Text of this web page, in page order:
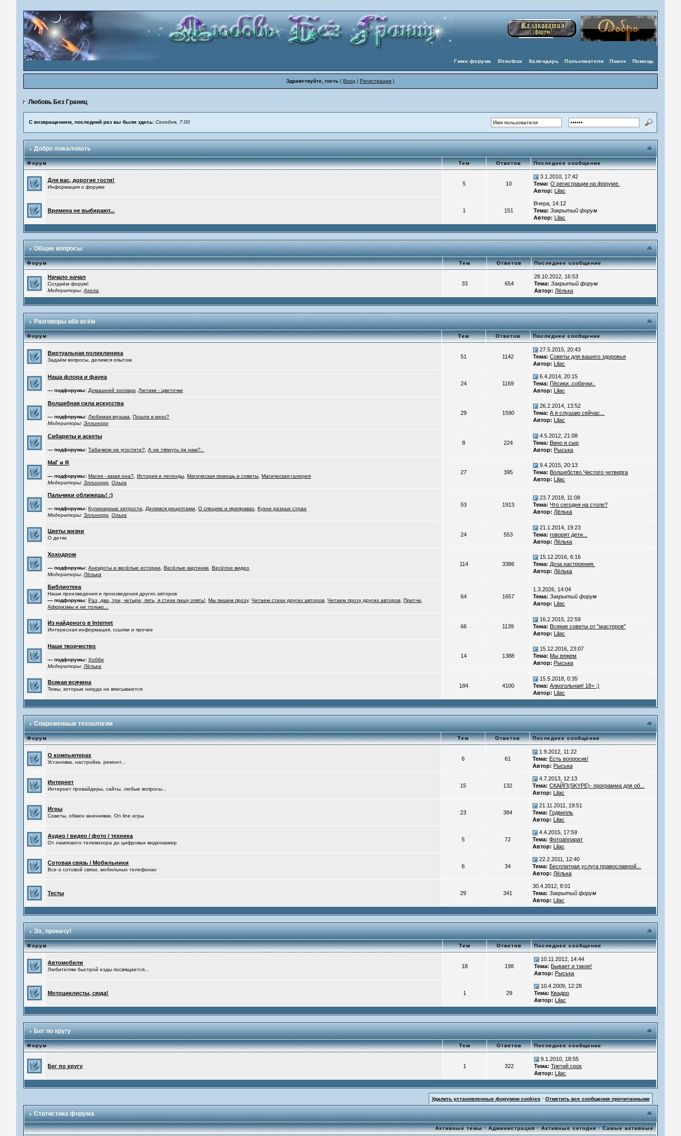
Помощь
Поиск
Пользователи
Календарь
Shoutbox
Гимн форума
Здравствуйте, гость (Вход |Регистрация )
Любовь Без Границ
С возвращением, последний раз вы были здесь:Сегодня, 7:00
Добро пожаловать
Форум Тем Ответов Последнее сообщение
Для вас, дорогие гости!
Информация о форуме
5 10
3.1.2010, 17:42
Тема: О регистрации на форуме.
Автор: Lilac
Времена не выбирают... 1 151
Вчера, 14:12
Тема: Закрытый форум
Автор: Lilac
Общие вопросы
Форум Тем Ответов Последнее сообщение
Начало начал
Создаём форум!
Модераторы:Акела
33 654
28.10.2012, 16:53
Тема: Закрытый форум
Автор: Лёлька
Разговоры обо всём
Форум Тем Ответов Последнее сообщение
Виртуальная поликлиника
Задаём вопросы, делимся опытом.
51 1142
27.5.2015, 20:43
Тема: Советы для вашего здоровья
Автор: Lilac
Наша флора и фауна
— подфорумы: Домашний зоопарк Лютики - цветочки
24 1169
6.4.2014, 20:15
Тема: Пёсики..собачки..
Автор: Lilac
Волшебная сила искусства
— подфорумы: Любимая музыка ,Пошли в кино?
Модераторы:Эллинорр
29 1590
26.2.2014, 13:52
Тема: А я слушаю сейчас...
Автор: Lilac
Сибариты и аскеты
— подфорумы: Табачком не угостите? ,А не тяпнуть ли нам?..
8 224
4.5.2012, 21:08
Тема: Вино и сыр
Автор: Рыська
МаГ и Я
— подфорумы: Магия - какая она? ,История и легенды ,Магическая помощь и советы ,Магическая галерея
Модераторы:Эллинорр ,Ольга
27 395
9.4.2015, 20:13
Тема: Волшебство Чистого четверга
Автор: Lilac
Пальчики оближешь! :)
— подфорумы: Кулинарные хитрости Делимся рецептами ,О специях и приправах ,Кухни разных стран
Модераторы:Эллинорр ,Ольга
53 1913
23.7.2018, 11:08
Тема: Что сегодня на столе?
Автор: Лёлька
Цветы жизни
О детях
24 553
21.1.2014, 19:23
Тема: говорят дети...
Автор: Лёлька
Хоходром
— подфорумы: Анекдоты и весёлые истории ,Весёлые картинки ,Весёлое видео
Модераторы:Лёлька
114 3386
15.12.2016, 6:16
Тема: Доза настроения.
Автор: Лёлька
Библиотека
Наши произведения и произведения других авторов
— подфорумы: Раз, два, три, четыре, пять, я стихи пишу опять! ,Мы пишем прозу,Читаем стихи других авторов ,Читаем прозу других авторов ,Притчи
Афоризмы и не только...
64 1657
1.3.2026, 14:04
Тема: Закрытый форум
Автор: Lilac
Из найденого в Internet
Интересная информация, ссылки и прочее
66 1139
16.2.2015, 22:59
Тема: Всякие советы от "мастеров"
Автор: Lilac
Наше творчество
— подфорумы: Хобби
Модераторы:Лёлька
14 1388
15.12.2016, 23:07
Тема: Мы вяжем
Автор: Рыська
Всякая всячина
Темы, которые никуда не вписываются
184 4100
15.5.2018, 0:35
Тема: Алкогольная! 18+ ;)
Автор: Lilac
Современные технологии
Форум Тем Ответов Последнее сообщение
О компьютерах
Установка, настройка, ремонт...
6 61
1.9.2012, 11:22
Тема: Есть вопросик!
Автор: Рыська
Интернет
Интернет провайдеры, сайты, любые вопросы...
15 132
4.7.2013, 12:13
Тема: СКАЙП(SKYPE)- программа для об...
Автор: Lilac
Игры
Советы, обмен мнениями, On line игры
23 384
21.11.2011, 19:51
Тема: Годвилль
Автор: Lilac
Аудио / видео / фото / техника
От лампового телевизора до цифровых видеокамер
5 72
4.4.2015, 17:59
Тема: Фотоаппарат
Автор: Lilac
Сотовая связь / Мобильники
Все о сотовой связи, мобильных телефонах
6 34
22.2.2011, 12:40
Тема: Бесплатная услуга православной...
Автор: Лёлька
Тесты 29 341
30.4.2012, 8:01
Тема: Закрытый форум
Автор: Lilac
Эх, прокачу!
Форум Тем Ответов Последнее сообщение
Автомобили
Любителям быстрой езды посвящается...
18 198
10.11.2012, 14:44
Тема: Бывает и такое!
Автор: Рыська
Мотоциклисты, сюда! 1 29
10.4.2009, 12:28
Тема: Квадро
Автор: Lilac
Бег по кругу
Форум Тем Ответов Последнее сообщение
Бег по кругу 1 322
9.1.2010, 18:55
Тема: Третий срок
Автор: Lilac
Удалить установленные форумом cookies · Отметить все сообщения прочитанными
Статистика форума
Активные темы·Администрация·Активные сегодня·Самые активные